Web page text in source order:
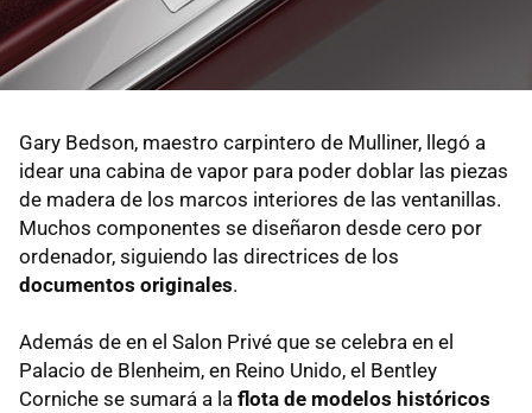
Gary Bedson, maestro carpintero de Mulliner, llegó a
idear una cabina de vapor para poder doblar las piezas
de madera de los marcos interiores de las ventanillas.
Muchos componentes se diseñaron desde cero por
ordenador, siguiendo las directrices de los
documentos originales.
Además de en el Salon Privé que se celebra en el
Palacio de Blenheim, en Reino Unido, el Bentley
Corniche se sumará a la flota de modelos históricos